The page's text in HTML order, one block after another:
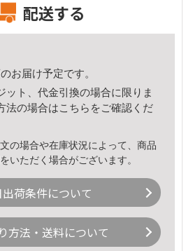
配送する
お届け予定です。
ット、代金引換の場合に限りま
法の場合はこちら をご確認くだ
の場合や在庫状況によって、商品
いただく場合がございます。
荷条件について
方法・送料について